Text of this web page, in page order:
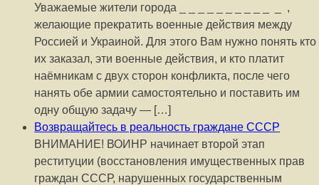
Уважаемые жители города _ _ _ _ _ _ _ _ _ _ _ ,
желающие прекратить военные действия между
Россией и Украиной. Для этого Вам нужно понять кто
их заказал, эти военные действия, и кто платит
наёмникам с двух сторон конфликта, после чего
нанять обе армии самостоятельно и поставить им
одну общую задачу — […]
Возвращайтесь в реальность граждане СССР
ВНИМАНИЕ! ВОИНР начинает второй этап
реституции (восстановления имущественных прав
граждан СССР, нарушенных государственным